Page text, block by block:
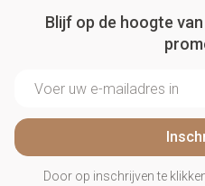
Blijf op de hoogte
Door op inschrijven te